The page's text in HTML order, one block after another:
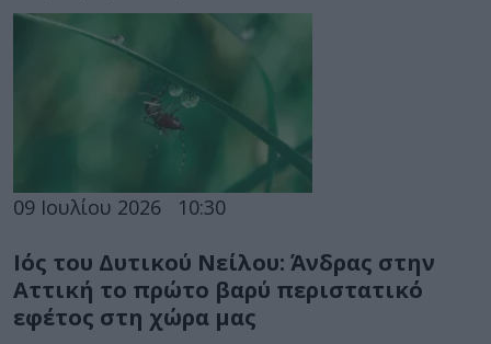
09 Ιουλίου 2026 10:30
Ιός του Δυτικού Νείλου: Άνδρας στην
Αττική το πρώτο βαρύ περιστατικό
εφέτος στη χώρα μας